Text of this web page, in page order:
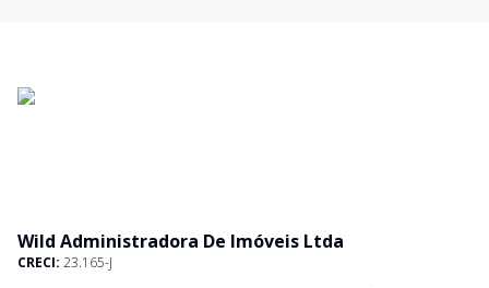
Wild Administradora De Imóveis Ltda
CRECI: 23.165-J